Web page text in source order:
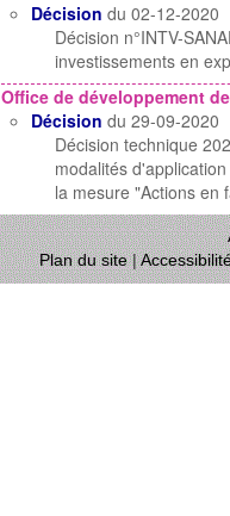
Décision du 02-12-2020
Décision n°INTV-
investissements en
Office de développement
Décision du 29-09-2020
Décision technique
modalités
la mesure "Actions en
Plan du site|